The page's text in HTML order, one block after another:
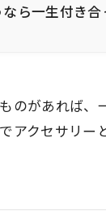
ら一生付き合
のがあれば、
アクセサリー